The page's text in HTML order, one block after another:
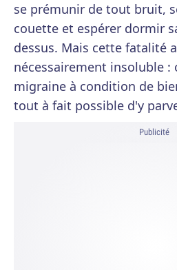
se prémunir de tout bruit,
couette et espérer dormir
dessus. Mais cette fatalité
nécessairement insoluble
migraine à condition de
tout à fait possible d'y
Publicité